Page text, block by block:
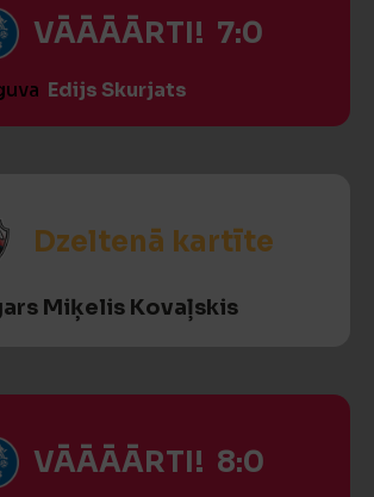
VĀĀĀĀRTI! 7:0
Edijs Skurjats
Dzeltenā kartīte
Miķelis Kovaļskis
VĀĀĀĀRTI! 8:0